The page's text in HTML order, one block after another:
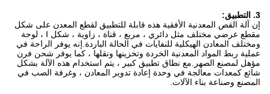
3. التطبيق:
إن آلة القص المعدنية الأفقية هذه قابلة للتطبيق لقطع المعدن على شكل
مقطع عرضي مختلف مثل دائري ، مربع ، قناة ، زاوية ، شكل I ، لوحة
ومختلف المعادن الهيكلية للنفايات في الحالة الباردة.إنه يوفر الراحة في
عملية ربط المواد المعدنية الخردة وتخزينها ونقلها ، كما يوفر شحن فرن
مؤهل لمصنع الصهر.مع نطاق تطبيق كبير ، يتم استخدام هذه الآلة بشكل
شائع كمعدات معالجة في وحدة إعادة تدوير المعادن ، وغرفة الصب في
المصنع وصناعة بناء الآلات.